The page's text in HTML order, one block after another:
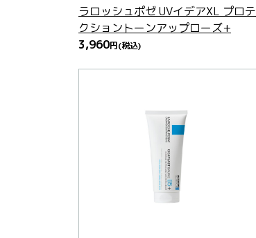
ラロッシュポゼ UVイデアXL プロテ
クショントーンアップローズ+
3,960円(税込)